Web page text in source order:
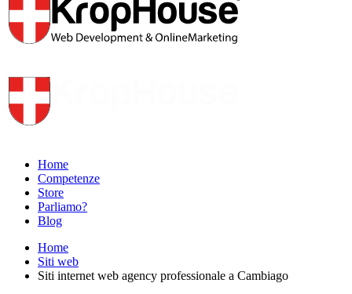
Home
Competenze
Store
Parliamo?
Blog
Home
Siti web
Siti internet web agency professionale a Cambiago